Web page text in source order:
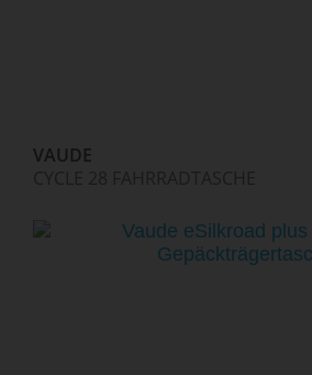
VAUDE
CYCLE 28 FAHRRADTASCHE